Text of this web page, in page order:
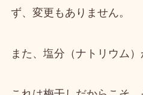
ず、変更もありません。
また、 塩分（ナトリウム